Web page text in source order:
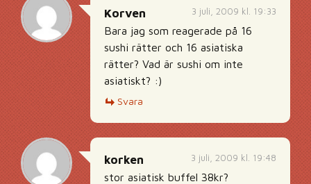
3 juli, 2009 kl. 19:33
Korven
Bara jag som reagerade på 16
sushi rätter och 16 asiatiska
rätter? Vad är sushi om inte
asiatiskt? :)
Svara
3 juli, 2009 kl. 19:48
korken
stor asiatisk buffel 38kr?